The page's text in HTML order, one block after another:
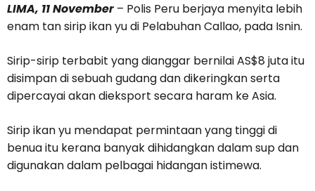
LIMA, 11 November– Polis Peru berjaya menyita lebih
enam tan sirip ikan yu di Pelabuhan Callao, pada Isnin.
Sirip-sirip terbabit yang dianggar bernilai AS$8 juta itu
disimpan di sebuah gudang dan dikeringkan serta
dipercayai akan dieksport secara haram ke Asia.
Sirip ikan yu mendapat permintaan yang tinggi di
benua itu kerana banyak dihidangkan dalam sup dan
digunakan dalam pelbagai hidangan istimewa.